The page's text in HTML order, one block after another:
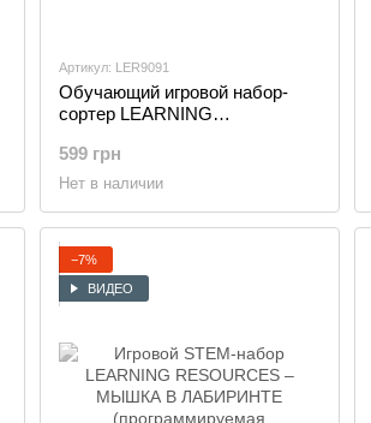
Артикул: LER9091
Обучающий игровой набор-
сортер LEARNING
ДИНОЗАВРИК
599 грн
Нет в наличии
−7%
ВИДЕО